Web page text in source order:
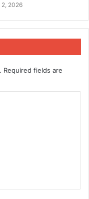
2, 2026
Required fields are